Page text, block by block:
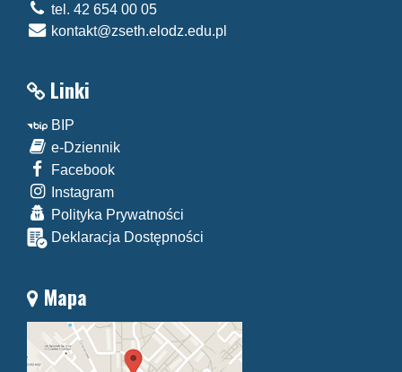
tel. 42 654 00 05
kontakt@zseth.elodz.edu.pl
Linki
BIP
e-Dziennik
Facebook
Instagram
Polityka Prywatności
Deklaracja Dostępności
Mapa